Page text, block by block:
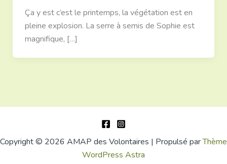
Ça y est c’est le printemps, la végétation est en
pleine explosion. La serre à semis de Sophie est
magnifique, […]
Copyright © 2026 AMAP des Volontaires | Propulsé parThème
WordPress Astra